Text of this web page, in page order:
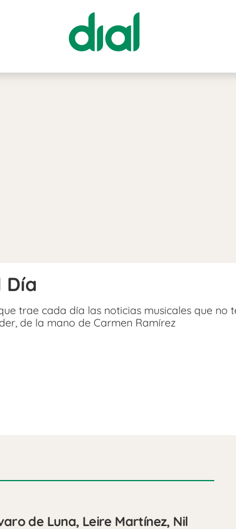
Día
trae cada día las noticias musicales que no
de la mano de Carmen Ramírez
de Luna, Leire Martínez, Nil